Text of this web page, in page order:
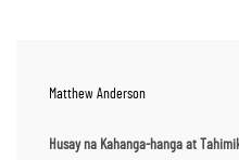
Matthew Anderson
Husay na Kahanga-hanga at